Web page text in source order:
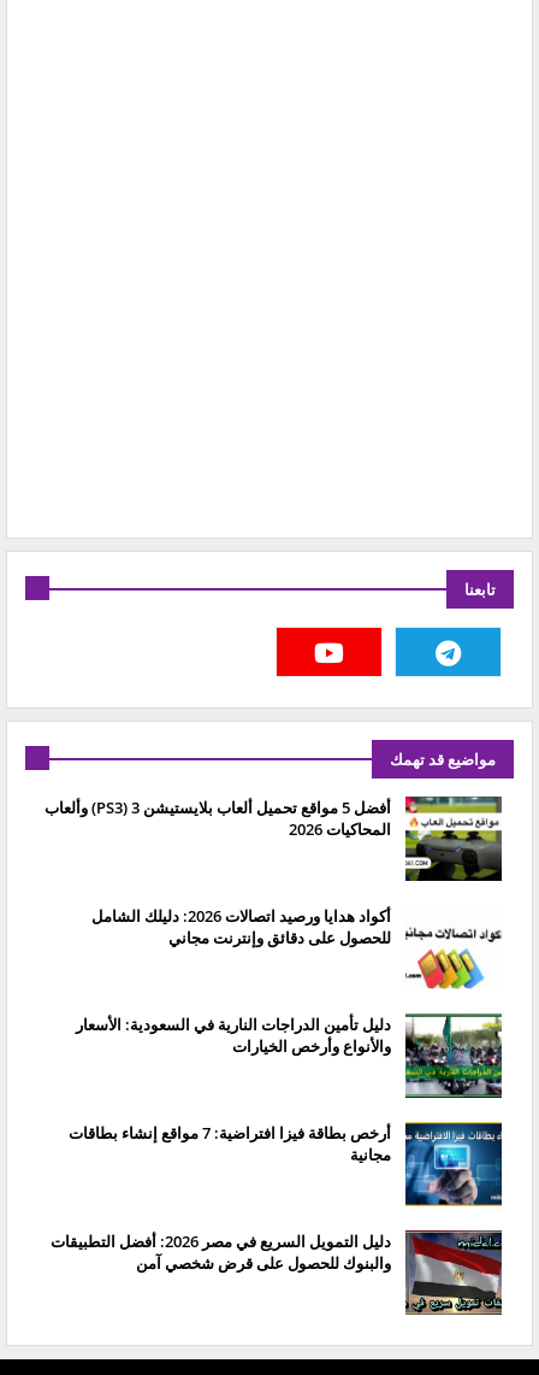
تابعنا
مواضيع قد تهمك
أفضل 5 مواقع تحميل ألعاب بلايستيشن 3 (PS3) وألعاب
المحاكيات 2026
أكواد هدايا ورصيد اتصالات 2026: دليلك الشامل
للحصول على دقائق وإنترنت مجاني
دليل تأمين الدراجات النارية في السعودية: الأسعار
والأنواع وأرخص الخيارات
أرخص بطاقة فيزا افتراضية: 7 مواقع إنشاء بطاقات
مجانية
دليل التمويل السريع في مصر 2026: أفضل التطبيقات
والبنوك للحصول على قرض شخصي آمن